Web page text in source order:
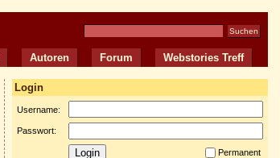
Autoren Forum Webstories Treff
Login
Username:
Passwort:
Permanent